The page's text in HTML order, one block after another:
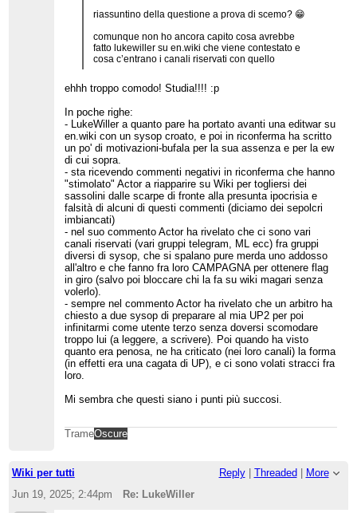
riassuntino della questione a prova di scemo? 😁
comunque non ho ancora capito cosa avrebbe
fatto lukewiller su en.wiki che viene contestato e
cosa c’entrano i canali riservati con quello
ehhh troppo comodo! Studia!!!! :p
In poche righe:
- LukeWiller a quanto pare ha portato avanti una editwar su
en.wiki con un sysop croato, e poi in riconferma ha scritto
un po' di motivazioni-bufala per la sua assenza e per la ew
di cui sopra.
- sta ricevendo commenti negativi in riconferma che hanno
"stimolato" Actor a riapparire su Wiki per togliersi dei
sassolini dalle scarpe di fronte alla presunta ipocrisia e
falsità di alcuni di questi commenti (diciamo dei sepolcri
imbiancati)
- nel suo commento Actor ha rivelato che ci sono vari
canali riservati (vari gruppi telegram, ML ecc) fra gruppi
diversi di sysop, che si spalano pure merda uno addosso
all'altro e che fanno fra loro CAMPAGNA per ottenere flag
in giro (salvo poi bloccare chi la fa su wiki magari senza
volerlo).
- sempre nel commento Actor ha rivelato che un arbitro ha
chiesto a due sysop di preparare al mia UP2 per poi
infinitarmi come utente terzo senza doversi scomodare
troppo lui (a leggere, a scrivere). Poi quando ha visto
quanto era penosa, ne ha criticato (nei loro canali) la forma
(in effetti era una cagata di UP), e ci sono volati stracci fra
loro.
Mi sembra che questi siano i punti più succosi.
TrameOscure
Wiki per tutti Reply| Threaded
More
Jun 19, 2025; 2:44pm
Re: LukeWiller